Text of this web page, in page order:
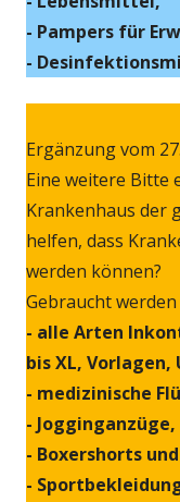
- Pampers für
-
Ergänzung vom
Eine weitere Bitte
Krankenhaus der
helfen, dass
werden können?
Gebraucht werden
- alle Arten
bis XL,
- medizinische
-
- Boxershorts
-